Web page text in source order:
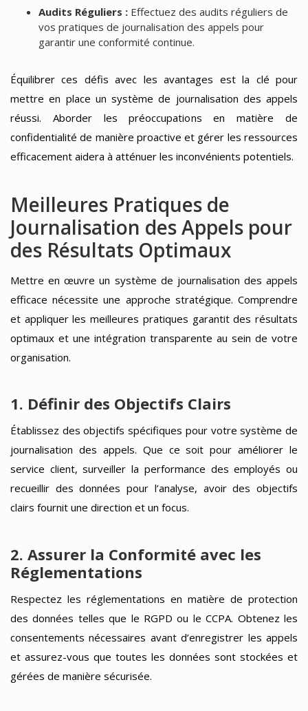
Audits Réguliers :Effectuez des audits réguliers de
vos pratiques de journalisation des appels pour
garantir une conformité continue.
Équilibrer ces défis avec les avantages est la clé pour
mettre en place un système de journalisation des appels
réussi. Aborder les préoccupations en matière de
confidentialité de manière proactive et gérer les ressources
efficacement aidera à atténuer les inconvénients potentiels.
Meilleures Pratiques de
Journalisation des Appels pour
des Résultats Optimaux
Mettre en œuvre un système de journalisation des appels
efficace nécessite une approche stratégique. Comprendre
et appliquer les meilleures pratiques garantit des résultats
optimaux et une intégration transparente au sein de votre
organisation.
1. Définir des Objectifs Clairs
Établissez des objectifs spécifiques pour votre système de
journalisation des appels. Que ce soit pour améliorer le
service client, surveiller la performance des employés ou
recueillir des données pour l’analyse, avoir des objectifs
clairs fournit une direction et un focus.
2. Assurer la Conformité avec les
Réglementations
Respectez les réglementations en matière de protection
des données telles que le RGPD ou le CCPA. Obtenez les
consentements nécessaires avant d’enregistrer les appels
et assurez-vous que toutes les données sont stockées et
gérées de manière sécurisée.